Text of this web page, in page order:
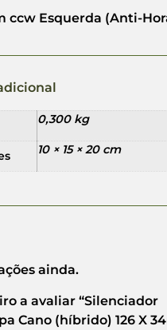
ccw Esquerda (Anti-
0,300 kg
10 × 15 × 20 cm
ainda.
a avaliar “Silenciador
Cano (híbrido) 126 X